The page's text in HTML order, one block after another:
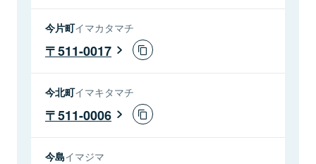
今片町イマカタマチ
511-0017
今北町イマキタマチ
511-0006
今島イマジマ